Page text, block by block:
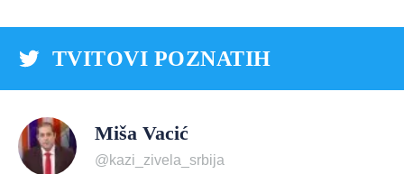
TVITOVI POZNATIH
Miša Vacić
@kazi_zivela_srbija